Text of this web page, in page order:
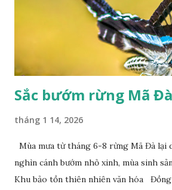
Sắc bướm rừng Mã Đà
tháng 1 14, 2026
Mùa mưa từ tháng 6-8 rừng Mã Đà lại
nghìn cánh bướm nhỏ xinh, mùa sinh
Khu bảo tồn thiên nhiên văn hóa Đồng